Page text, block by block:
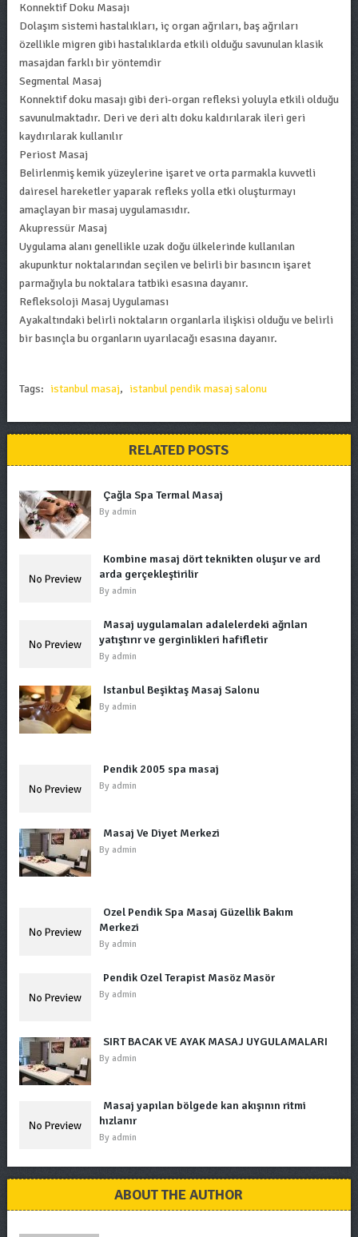
Konnektif Doku Masajı
Dolaşım sistemi hastalıkları, iç organ ağrıları, baş ağrıları
özellikle migren gibi hastalıklarda etkili olduğu savunulan klasik
masajdan farklı bir yöntemdir
Segmental Masaj
Konnektif doku masajı gibi deri-organ refleksi yoluyla etkili olduğu
savunulmaktadır. Deri ve deri altı doku kaldırılarak ileri geri
kaydırılarak kullanılır
Periost Masaj
Belirlenmiş kemik yüzeylerine işaret ve orta parmakla kuvvetli
dairesel hareketler yaparak refleks yolla etki oluşturmayı
amaçlayan bir masaj uygulamasıdır.
Akupressür Masaj
Uygulama alanı genellikle uzak doğu ülkelerinde kullanılan
akupunktur noktalarından seçilen ve belirli bir basıncın işaret
parmağıyla bu noktalara tatbiki esasına dayanır.
Refleksoloji Masaj Uygulaması
Ayakaltındaki belirli noktaların organlarla ilişkisi olduğu ve belirli
bir basınçla bu organların uyarılacağı esasına dayanır.
Tags: istanbul masaj, istanbul pendik masaj salonu
RELATED POSTS
Çağla Spa Termal Masaj
By admin
Kombine masaj dört teknikten oluşur ve ard
arda gerçekleştirilir
By admin
Masaj uygulamaları adalelerdeki ağrıları
yatıştırır ve gerginlikleri hafifletir
By admin
İstanbul Beşiktaş Masaj Salonu
By admin
Pendik 2005 spa masaj
By admin
Masaj Ve Diyet Merkezi
By admin
Özel Pendik Spa Masaj Güzellik Bakım
Merkezi
By admin
Pendik Özel Terapist Masöz Masör
By admin
SIRT BACAK VE AYAK MASAJ UYGULAMALARI
By admin
Masaj yapılan bölgede kan akışının ritmi
hızlanır
By admin
ABOUT THE AUTHOR